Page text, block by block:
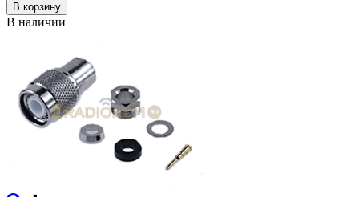
В корзину
В наличии